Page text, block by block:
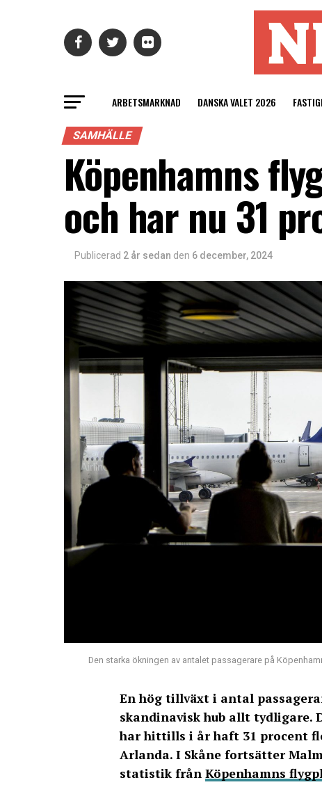
ARBETSMARKNAD DANSKA VALET 2026
SAMHÄLLE
Köpenhamns
och har nu 31
Publicerad 2 år sedan den 6 december, 2024
Den starka ökningen av antalet passagerare på
En hög tillväxt i antal
skandinavisk hub allt tydligare.
har hittills i år haft 31 procent
Arlanda. I Skåne fortsätter
statistik från Köpenhamns